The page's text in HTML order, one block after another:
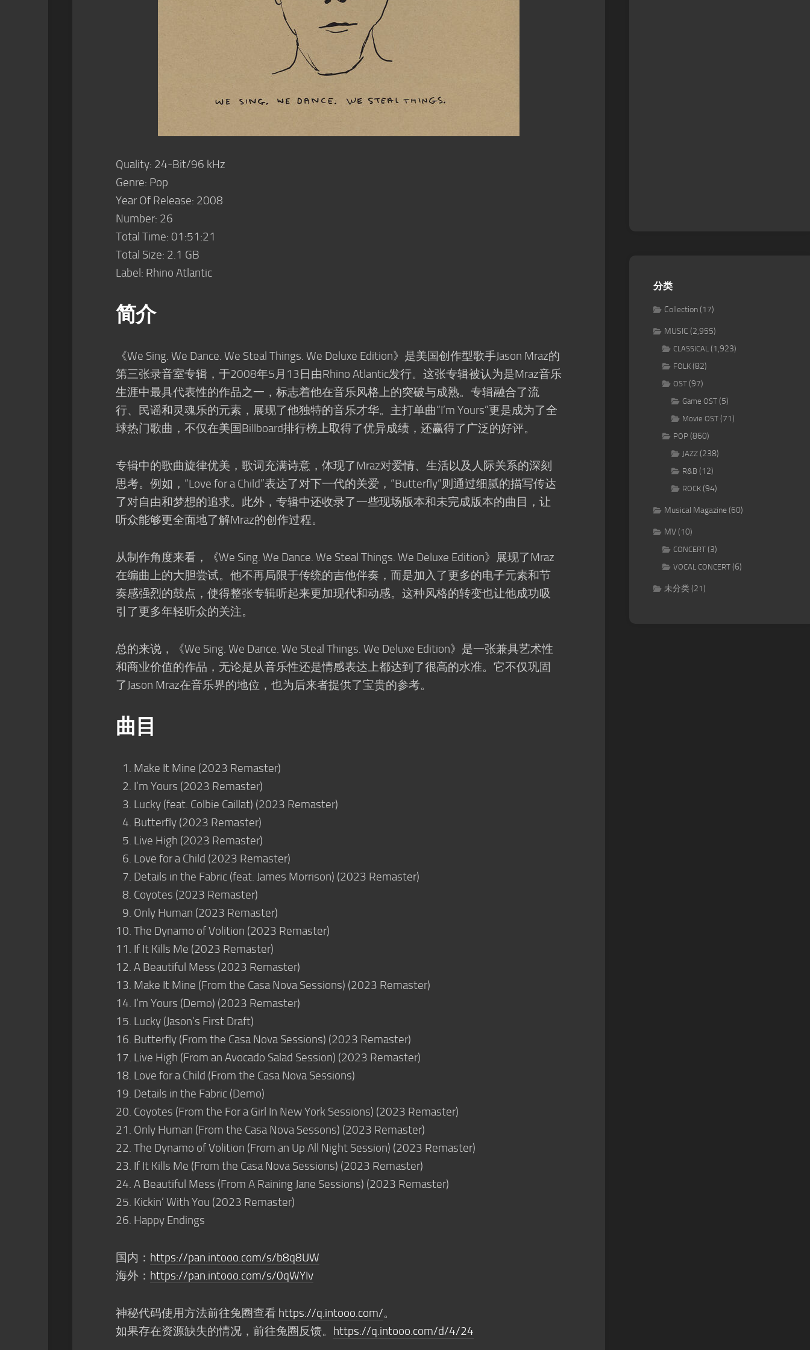
Quality: 24-Bit/96 kHz
Genre: Pop
Year Of Release: 2008
Number: 26
Total Time: 01:51:21
Total Size: 2.1 GB
Label: Rhino Atlantic
简介
《We Sing. We Dance. We Steal Things. We Deluxe Edition》是美国创作型歌手Jason Mraz的
第三张录音室专辑，于2008年5月13日由Rhino Atlantic发行。这张专辑被认为是Mraz音乐
生涯中最具代表性的作品之一，标志着他在音乐风格上的突破与成熟。专辑融合了流
行、民谣和灵魂乐的元素，展现了他独特的音乐才华。主打单曲“I’m Yours”更是成为了全
球热门歌曲，不仅在美国Billboard排行榜上取得了优异成绩，还赢得了广泛的好评。
专辑中的歌曲旋律优美，歌词充满诗意，体现了Mraz对爱情、生活以及人际关系的深刻
思考。例如，“Love for a Child”表达了对下一代的关爱，“Butterfly”则通过细腻的描写传达
了对自由和梦想的追求。此外，专辑中还收录了一些现场版本和未完成版本的曲目，让
听众能够更全面地了解Mraz的创作过程。
从制作角度来看，《We Sing. We Dance. We Steal Things. We Deluxe Edition》展现了Mraz
在编曲上的大胆尝试。他不再局限于传统的吉他伴奏，而是加入了更多的电子元素和节
奏感强烈的鼓点，使得整张专辑听起来更加现代和动感。这种风格的转变也让他成功吸
引了更多年轻听众的关注。
总的来说，《We Sing. We Dance. We Steal Things. We Deluxe Edition》是一张兼具艺术性
和商业价值的作品，无论是从音乐性还是情感表达上都达到了很高的水准。它不仅巩固
了Jason Mraz在音乐界的地位，也为后来者提供了宝贵的参考。
曲目
Make It Mine (2023 Remaster)
I’m Yours (2023 Remaster)
Lucky (feat. Colbie Caillat) (2023 Remaster)
Butterfly (2023 Remaster)
Live High (2023 Remaster)
Love for a Child (2023 Remaster)
Details in the Fabric (feat. James Morrison) (2023 Remaster)
Coyotes (2023 Remaster)
Only Human (2023 Remaster)
The Dynamo of Volition (2023 Remaster)
If It Kills Me (2023 Remaster)
A Beautiful Mess (2023 Remaster)
Make It Mine (From the Casa Nova Sessions) (2023 Remaster)
I’m Yours (Demo) (2023 Remaster)
Lucky (Jason’s First Draft)
Butterfly (From the Casa Nova Sessions) (2023 Remaster)
Live High (From an Avocado Salad Session) (2023 Remaster)
Love for a Child (From the Casa Nova Sessions)
Details in the Fabric (Demo)
Coyotes (From the For a Girl In New York Sessions) (2023 Remaster)
Only Human (From the Casa Nova Sessons) (2023 Remaster)
The Dynamo of Volition (From an Up All Night Session) (2023 Remaster)
If It Kills Me (From the Casa Nova Sessions) (2023 Remaster)
A Beautiful Mess (From A Raining Jane Sessions) (2023 Remaster)
Kickin’ With You (2023 Remaster)
Happy Endings
国内： https://pan.intooo.com/s/b8q8UW
海外： https://pan.intooo.com/s/0qWYIv
神秘代码使用方法前往兔圈查看 https://q.intooo.com/。
如果存在资源缺失的情况，前往兔圈反馈。 https://q.intooo.com/d/4/24
分类
Collection(17)
MUSIC (2,955)
CLASSICAL (1,923)
FOLK (82)
OST (97)
Game OST (5)
Movie OST (71)
POP (860)
JAZZ (238)
R&B (12)
ROCK (94)
Musical Magazine(60)
MV(10)
CONCERT (3)
VOCAL CONCERT (6)
未分类(21)